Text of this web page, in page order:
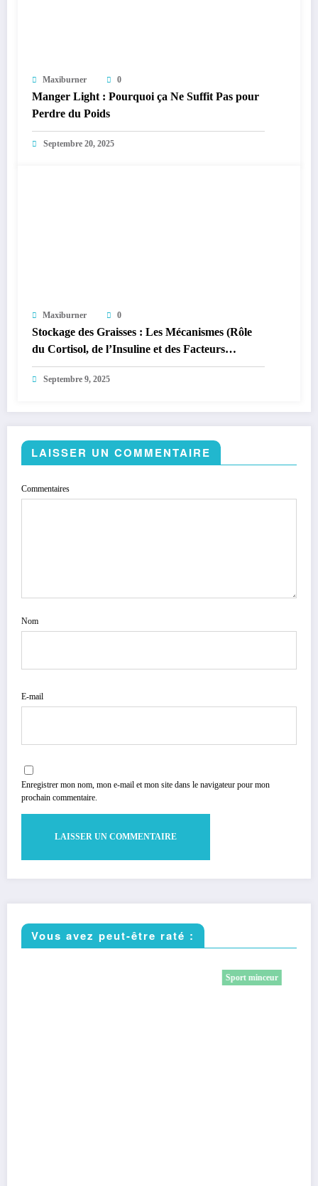
Maxiburner 0
Manger Light : Pourquoi ça Ne Suffit Pas pour
Perdre du Poids
Septembre 20, 2025
Maxiburner 0
Stockage des Graisses : Les Mécanismes (Rôle
du Cortisol, de l’Insuline et des Facteurs
Hormonaux)
Septembre 9, 2025
LAISSER UN COMMENTAIRE
Commentaires
Nom
E-mail
Enregistrer mon nom, mon e-mail et mon site dans le navigateur pour mon
prochain commentaire.
Vous avez peut-être raté :